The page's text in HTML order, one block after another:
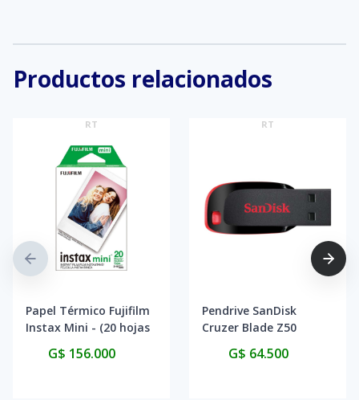
Productos relacionados
RT
Papel Térmico Fujifilm
Instax Mini - (20 hojas
G$ 156.000
RT
Pendrive SanDisk
Cruzer Blade Z50
G$ 64.500